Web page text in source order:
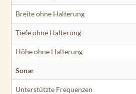
Breite ohne Halterung
Tiefe ohne Halterung
Höhe ohne Halterung
Sonar
Unterstützte Frequenzen